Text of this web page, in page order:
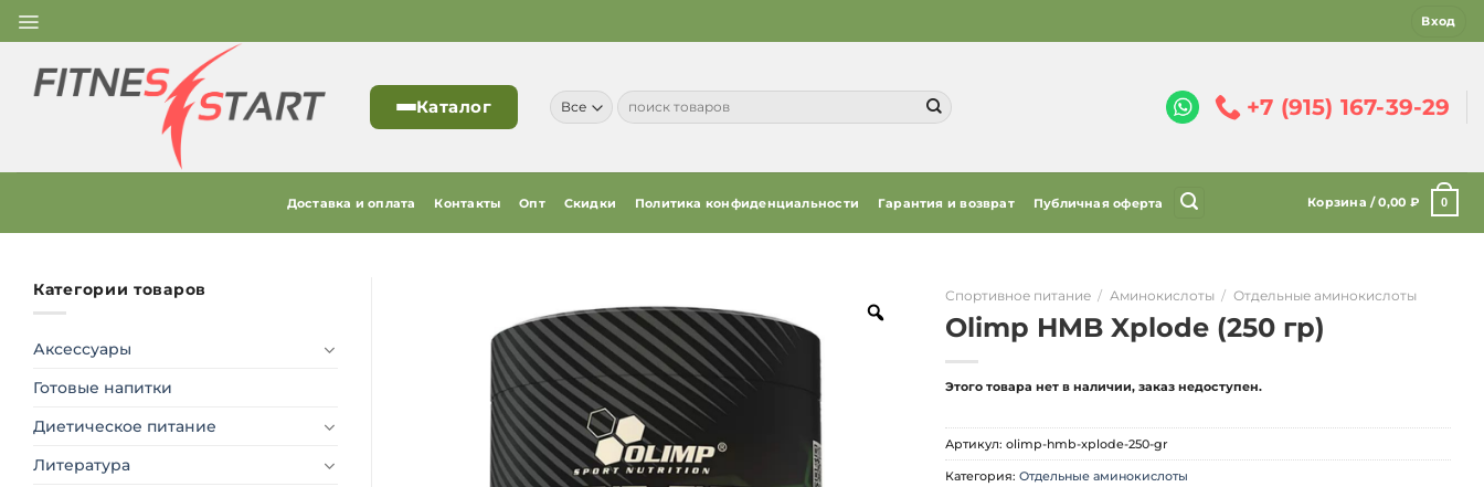
Skip
Вход
Каталог Искать: +7 (915) 167-39-29
Доставка и оплата Контакты Опт Скидки Политика конфиденциальности Гарантия и возврат Публичная оферта Корзина /0,00 ₽ 0
Категории товаров
Аксессуары
Готовые напитки
Диетическое питание
Литература
Спортивное питание / Аминокислоты / Отдельные аминокислоты
Olimp HMB Xplode (250 гр)
Этого товара нет в наличии, заказ недоступен.
Артикул: olimp-hmb-xplode-250-gr
Категория: Отдельные аминокислоты